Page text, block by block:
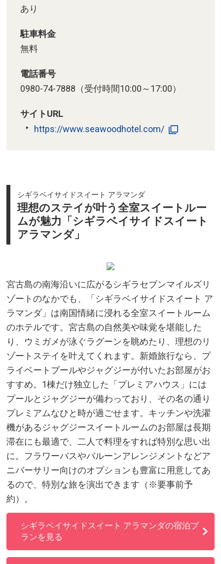
あり
駐車料金
無料
電話番号
0980-74-7888（受付時間10:00～17:00）
サイトURL
https://www.seawoodhotel.com/
シギラベイサイドスイート アラマンダ
理想のステイが叶う全室スイートルー
ムが魅力「シギラベイサイドスイート
アラマンダ」
宮古島の南海沿いに広がるシギラセブンマイルズリ
ゾートのなかでも、「シギラベイサイドスイート ア
ラマンダ」は南国情緒に浸れる全室スイートルーム
のホテルです。宮古島の自然美や味覚を堪能した
り、ウミガメが泳ぐラグーンを眺めたり、理想のリ
ゾートステイを叶えてくれます。新婚旅行なら、プ
ライベートプールやジャグジーが付いたお部屋がお
すすめ。1棟だけ独立した「プレミアハウス」には
プールとジャグジーが備わっており、その名の通り
プレミアムなひと時が過ごせます。キッチンや洗濯
機があるジャグジースイートルームのお部屋は長期
滞在にも最適で、二人で料理をすれば特別な思い出
に。フラワーバスやバルーンアレンジメントなどア
ニバーサリー向けのオプションも豊富に用意してあ
るので、特別な旅を演出できます（※要事前予
約）。
シギラベイサイドスイート アラマンダの宿泊プ
ランを見る